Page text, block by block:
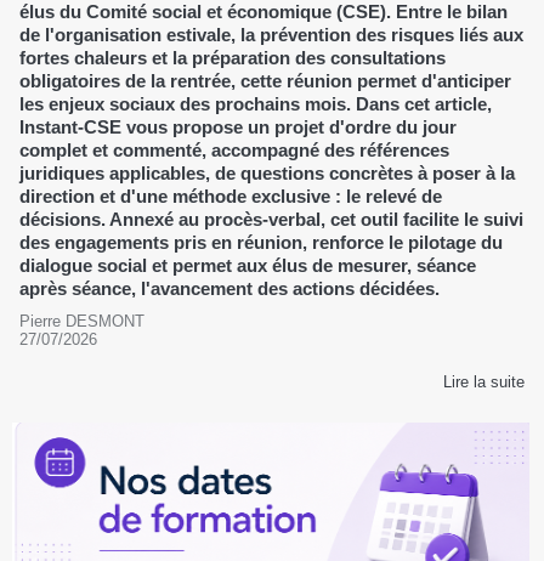
élus du Comité social et économique (CSE). Entre le bilan
de l'organisation estivale, la prévention des risques liés aux
fortes chaleurs et la préparation des consultations
obligatoires de la rentrée, cette réunion permet d'anticiper
les enjeux sociaux des prochains mois. Dans cet article,
Instant-CSE vous propose un projet d'ordre du jour
complet et commenté, accompagné des références
juridiques applicables, de questions concrètes à poser à la
direction et d'une méthode exclusive : le relevé de
décisions. Annexé au procès-verbal, cet outil facilite le suivi
des engagements pris en réunion, renforce le pilotage du
dialogue social et permet aux élus de mesurer, séance
après séance, l'avancement des actions décidées.
Pierre DESMONT
27/07/2026
Lire la suite